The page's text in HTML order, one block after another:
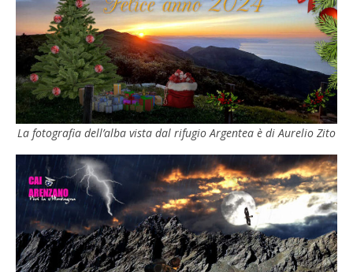
La fotografia dell’alba vista dal rifugio Argentea è di Aurelio Zito